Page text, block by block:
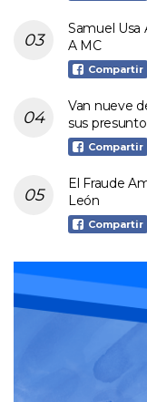
Samuel Usa
A MC
Compartir
Van nueve
sus
Compartir
El Fraude
León
Compartir